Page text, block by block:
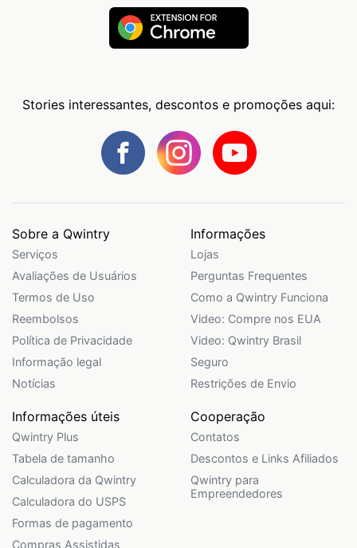
Stories interessantes, descontos e promoções aqui:
Sobre a Qwintry
Serviços
Avaliações de Usuários
Termos de Uso
Reembolsos
Política de Privacidade
Informação legal
Notícias
Informações
Lojas
Perguntas Frequentes
Como a Qwintry Funciona
Video: Compre nos EUA
Video: Qwintry Brasil
Seguro
Restrições de Envio
Informações úteis
Qwintry Plus
Tabela de tamanho
Calculadora da Qwintry
Calculadora do USPS
Formas de pagamento
Compras Assistidas
Cooperação
Contatos
Descontos e Links Afiliados
Qwintry para
Empreendedores